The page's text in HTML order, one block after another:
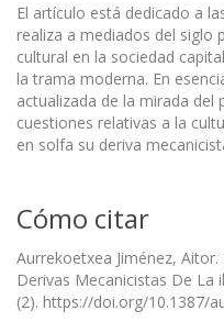
El artículo está dedicado a
realiza a mediados del siglo
cultural en la sociedad
la trama moderna. En
actualizada de la mirada del
cuestiones relativas a la
en solfa su deriva
Cómo citar
Aurrekoetxea Jiménez,
Derivas Mecanicistas De La
(2). https://doi.org/10.1387/